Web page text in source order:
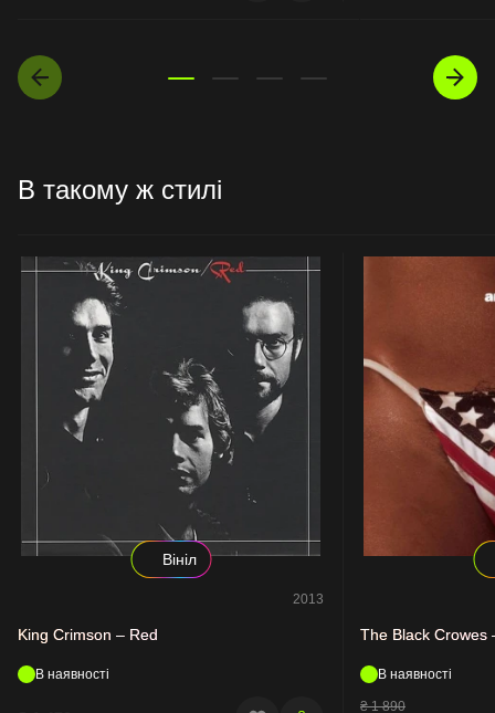
В такому ж стилі
Вініл
2013
King Crimson – Red
В наявності
The Black Crowes
В наявності
₴1 890